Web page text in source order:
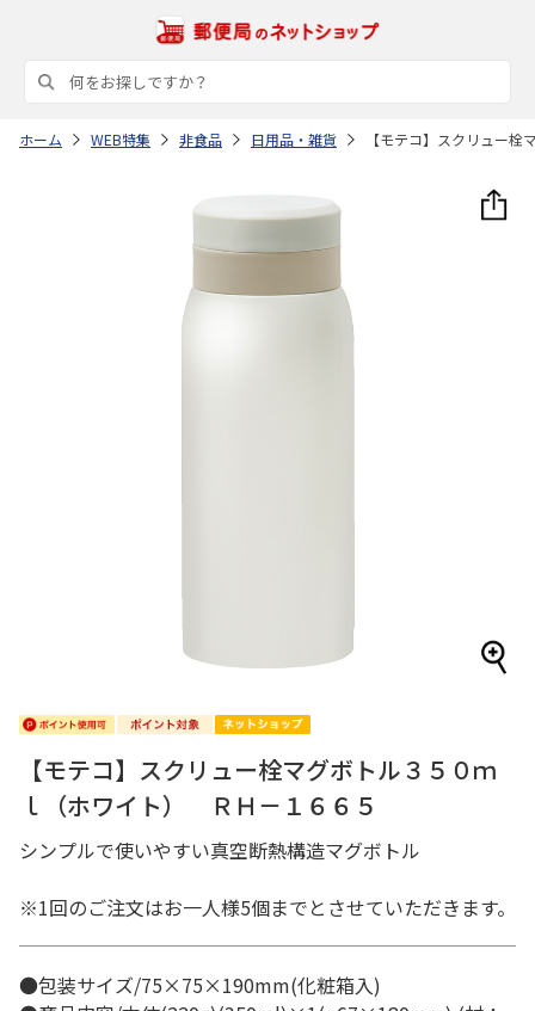
ホーム WEB特集 非食品 日用品・雑貨 【モテコ】スクリュー
【モテコ】スクリュー栓マグボトル３５０ｍ
ｌ（ホワイト） ＲＨ－１６６５
シンプルで使いやすい真空断熱構造マグボトル
※1回のご注文はお一人様5個までとさせていただきます。
●包装サイズ/75×75×190mm(化粧箱入)